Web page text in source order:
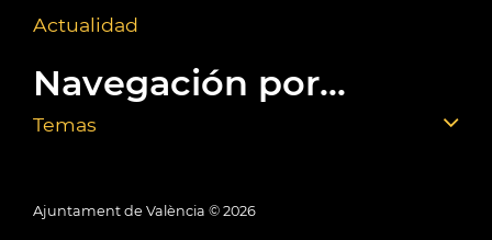
Actualidad
Navegación por...
Temas
Ajuntament de València © 2026